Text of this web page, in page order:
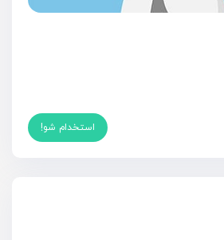
استخدام شو!